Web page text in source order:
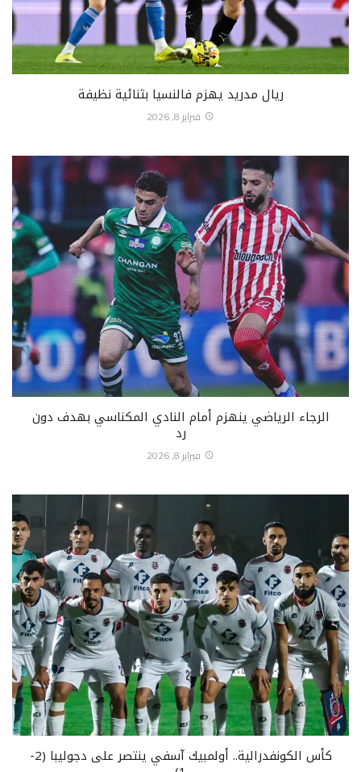
ريال مدريد يهزم فالنسيا بثنائية نظيفة
فبراير 8, 2026
الرجاء الرياضي ينهزم أمام النادي المكناسي بهدف دون
رد
فبراير 8, 2026
كأس الكونفدرالية.. أولمبيك آسفي ينتصر على دجوليبا (2-